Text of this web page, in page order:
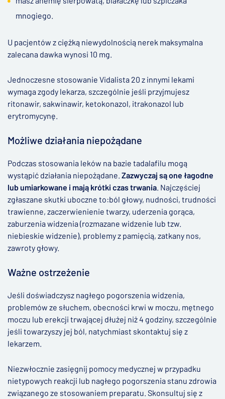
mnogiego.
U pacjentów z ciężką niewydolnością nerek maksymalna
zalecana dawka wynosi 10 mg.
Jednoczesne stosowanie Vidalista 20 z innymi lekami
wymaga zgody lekarza, szczególnie jeśli przyjmujesz
ritonawir, sakwinawir, ketokonazol, itrakonazol lub
erytromycynę.
Możliwe działania niepożądane
Podczas stosowania leków na bazie tadalafilu mogą
wystąpić działania niepożądane. Zazwyczaj są one łagodne
lub umiarkowane i mają krótki czas trwania. Najczęściej
zgłaszane skutki uboczne to:ból głowy, nudności, trudności
trawienne, zaczerwienienie twarzy, uderzenia gorąca,
zaburzenia widzenia (rozmazane widzenie lub tzw.
niebieskie widzenie), problemy z pamięcią, zatkany nos,
zawroty głowy.
Ważne ostrzeżenie
Jeśli doświadczysz nagłego pogorszenia widzenia,
problemów ze słuchem, obecności krwi w moczu, mętnego
moczu lub erekcji trwającej dłużej niż 4 godziny, szczególnie
jeśli towarzyszy jej ból, natychmiast skontaktuj się z
lekarzem.
Niezwłocznie zasięgnij pomocy medycznej w przypadku
nietypowych reakcji lub nagłego pogorszenia stanu zdrowia
związanego ze stosowaniem preparatu. Skonsultuj się z